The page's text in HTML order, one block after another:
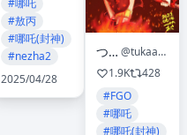
#哪吒
#敖丙
#哪吒(封神)
#nezha2
2025/04/28
つかあさ
@tukaasa20180121
1.9K
428
#FGO
#哪吒
#哪吒(封神)